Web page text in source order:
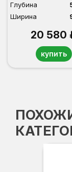
Глубина
Ширина
20 580
купить